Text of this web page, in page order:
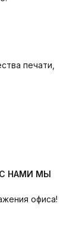
печати,
С НАМИ МЫ
офиса!